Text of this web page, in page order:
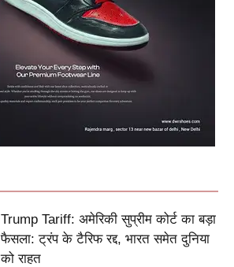
Trump Tariff: अमेरिकी सुप्रीम कोर्ट का बड़ा
फैसला: ट्रंप के टैरिफ रद्द, भारत समेत दुनिया
को राहत